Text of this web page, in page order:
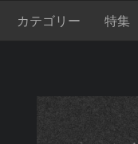
カテゴリー 特集